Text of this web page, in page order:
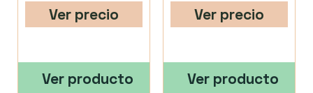
Ver precio
Ver producto
Ver precio
Ver producto